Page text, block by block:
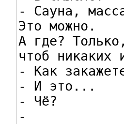
- Сауна,
Это можно.
А где? Только,
чтоб никаких
- Как
- И это...
- Чё?
-